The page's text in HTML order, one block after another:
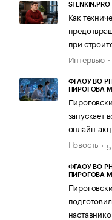
STENKIN.PRO
Как
при
Интервью
ФГАОУ ВО
ПИРОГОВА
запускает
онлайн-
Новость
ФГАОУ ВО
ПИРОГОВА